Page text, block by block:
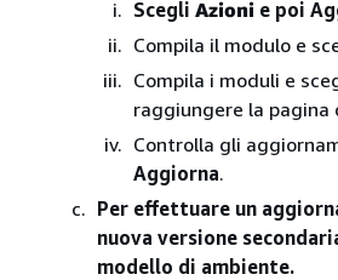
Scegli Azioni e poi
Compila il modulo e
Compila i moduli e
raggiungere la pagina
Controlla gli
Aggiorna.
Per effettuare un
nuova versione
modello di ambiente.